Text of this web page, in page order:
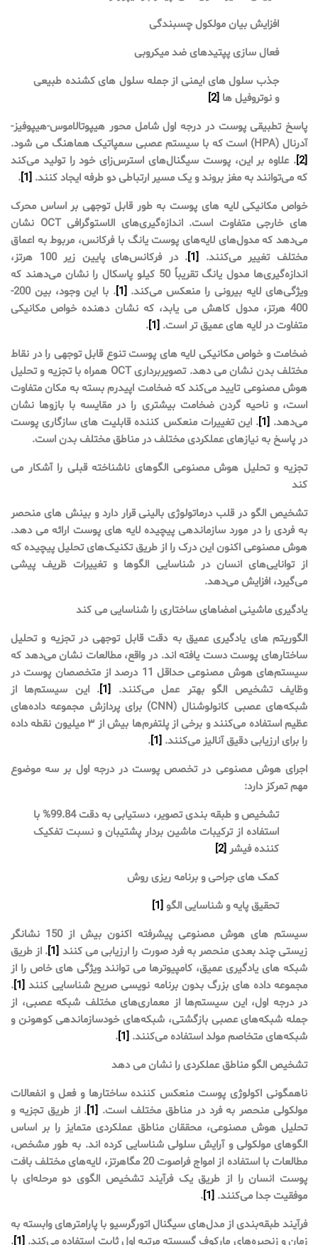
افزایش بیان مولکول چسبندگی
فعال سازی پپتیدهای ضد میکروبی
جذب سلول های ایمنی از جمله سلول های کشنده طبیعی
و نوتروفیل ها [2]
پاسخ تطبیقی ​​پوست در درجه اول شامل محور هیپوتالاموس-هیپوفیز-
آدرنال (HPA) است که با سیستم عصبی سمپاتیک هماهنگ می شود.
[2] . علاوه بر این، پوست سیگنال‌های استرس‌زای خود را تولید می‌کند
که می‌توانند به مغز بروند و یک مسیر ارتباطی دو طرفه ایجاد کنند. [1]
.
خواص مکانیکی لایه های پوست به طور قابل توجهی بر اساس محرک
های خارجی متفاوت است. اندازه‌گیری‌های الاستوگرافی OCT نشان
می‌دهد که مدول‌های لایه‌های پوست یانگ با فرکانس، مربوط به اعماق
مختلف تغییر می‌کنند. [1]
. در فرکانس‌های پایین زیر 100 هرتز،
اندازه‌گیری‌ها مدول یانگ تقریباً 50 کیلو پاسکال را نشان می‌دهند که
ویژگی‌های لایه بیرونی را منعکس می‌کند. [1]
. با این وجود، بین 200-
400 هرتز، مدول کاهش می یابد، که نشان دهنده خواص مکانیکی
متفاوت در لایه های عمیق تر است. [1]
.
ضخامت و خواص مکانیکی لایه های پوست تنوع قابل توجهی را در نقاط
مختلف بدن نشان می دهد. تصویربرداری OCT همراه با تجزیه و تحلیل
هوش مصنوعی تایید می‌کند که ضخامت اپیدرم بسته به مکان متفاوت
است، و ناحیه گردن ضخامت بیشتری را در مقایسه با بازوها نشان
می‌دهد. [1] . این تغییرات منعکس کننده قابلیت های سازگاری پوست
در پاسخ به نیازهای عملکردی مختلف در مناطق مختلف بدن است.
تجزیه و تحلیل هوش مصنوعی الگوهای ناشناخته قبلی را آشکار می
کند
تشخیص الگو در قلب درماتولوژی بالینی قرار دارد و بینش های منحصر
به فردی را در مورد سازماندهی پیچیده لایه های پوست ارائه می دهد.
هوش مصنوعی اکنون این درک را از طریق تکنیک‌های تحلیل پیچیده که
از توانایی‌های انسان در شناسایی الگوها و تغییرات ظریف پیشی
می‌گیرد، افزایش می‌دهد.
یادگیری ماشینی امضاهای ساختاری را شناسایی می کند
الگوریتم های یادگیری عمیق به دقت قابل توجهی در تجزیه و تحلیل
ساختارهای پوست دست یافته اند. در واقع، مطالعات نشان می‌دهد که
سیستم‌های هوش مصنوعی حداقل 11 درصد از متخصصان پوست در
وظایف تشخیص الگو بهتر عمل می‌کنند. [1] . این سیستم‌ها از
شبکه‌های عصبی کانولوشنال (CNN) برای پردازش مجموعه داده‌های
عظیم استفاده می‌کنند و برخی از پلتفرم‌ها بیش از ۳ میلیون نقطه داده
را برای ارزیابی دقیق آنالیز می‌کنند. [1]
.
اجرای هوش مصنوعی در تخصص پوست در درجه اول بر سه موضوع
مهم تمرکز دارد:
تشخیص و طبقه بندی تصویر، دستیابی به دقت 99.84% با
استفاده از ترکیبات ماشین بردار پشتیبان و نسبت تفکیک
کننده فیشر[2]
کمک های جراحی و برنامه ریزی روش
تحقیق پایه و شناسایی الگو[1]
سیستم های هوش مصنوعی پیشرفته اکنون بیش از 150 نشانگر
زیستی چند بعدی منحصر به فرد صورت را ارزیابی می کنند [1] . از طریق
شبکه های یادگیری عمیق، کامپیوترها می توانند ویژگی های خاص را از
مجموعه داده های بزرگ بدون برنامه نویسی صریح شناسایی کنند [1]
.
در درجه اول، این سیستم‌ها از معماری‌های مختلف شبکه عصبی، از
جمله شبکه‌های عصبی بازگشتی، شبکه‌های خودسازماندهی کوهونن و
شبکه‌های متخاصم مولد استفاده می‌کنند. [1]
.
تشخیص الگو مناطق عملکردی را نشان می دهد
ناهمگونی اکولوژی پوست منعکس کننده ساختارها و فعل و انفعالات
مولکولی منحصر به فرد در مناطق مختلف است. [1] . از طریق تجزیه و
تحلیل هوش مصنوعی، محققان مناطق عملکردی متمایز را بر اساس
الگوهای مولکولی و آرایش سلولی شناسایی کرده اند. به طور مشخص،
مطالعات با استفاده از امواج فراصوت 20 مگاهرتز، لایه‌های مختلف بافت
پوست انسان را از طریق یک فرآیند تشخیص الگوی دو مرحله‌ای با
موفقیت جدا می‌کنند. [1]
.
فرآیند طبقه‌بندی از مدل‌های سیگنال اتورگرسیو با پارامترهای وابسته به